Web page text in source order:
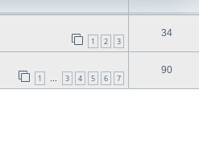
1 2 3
34
1 … 3 4 5 6 7
90